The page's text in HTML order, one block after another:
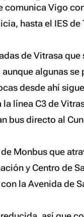
comunica Vigo
hasta el IES
de Vitrasa
algunas
desde ahí
línea C3 de
bus directo al
Monbus que
y Centro de
la Avenida de